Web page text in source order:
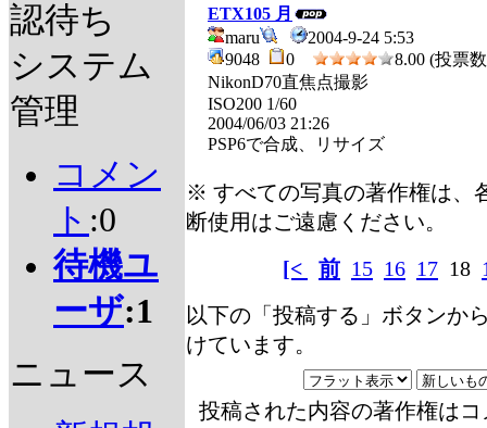
認待ち
システム
管理
コメン
ト :0
待機ユ
ーザ:1
ニュース
ETX105 月
maru
2004-9-24 5:53
9048
0
8.00 (投票
NikonD70直焦点撮影
ISO200 1/60
2004/06/03 21:26
PSP6で合成、リサイズ
※ すべての写真の著作権は、
断使用はご遠慮ください。
[<
前 15 16 17 18
以下の「投稿する」ボタンか
けています。
投稿された内容の著作権は